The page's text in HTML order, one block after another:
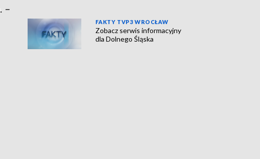
–
FAKTY TVP3 WROCŁAW
Zobacz serwis informacyjny
dla Dolnego Śląska